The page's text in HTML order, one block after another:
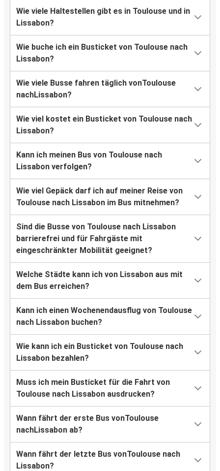
Wie viele Haltestellen gibt es in Toulouse und in
Lissabon?
Wie buche ich ein Busticket von Toulouse nach
Lissabon?
Wie viele Busse fahren täglich vonToulouse
nachLissabon?
Wie viel kostet ein Busticket von Toulouse nach
Lissabon?
Kann ich meinen Bus von Toulouse nach
Lissabon verfolgen?
Wie viel Gepäck darf ich auf meiner Reise von
Toulouse nach Lissabon im Bus mitnehmen?
Sind die Busse von Toulouse nach Lissabon
barrierefrei und für Fahrgäste mit
eingeschränkter Mobilität geeignet?
Welche Städte kann ich von Lissabon aus mit
dem Bus erreichen?
Kann ich einen Wochenendausflug von Toulouse
nach Lissabon buchen?
Wie kann ich ein Busticket von Toulouse nach
Lissabon bezahlen?
Muss ich mein Busticket für die Fahrt von
Toulouse nach Lissabon ausdrucken?
Wann fährt der erste Bus vonToulouse
nachLissabon ab?
Wann fährt der letzte Bus vonToulouse nach
Lissabon?